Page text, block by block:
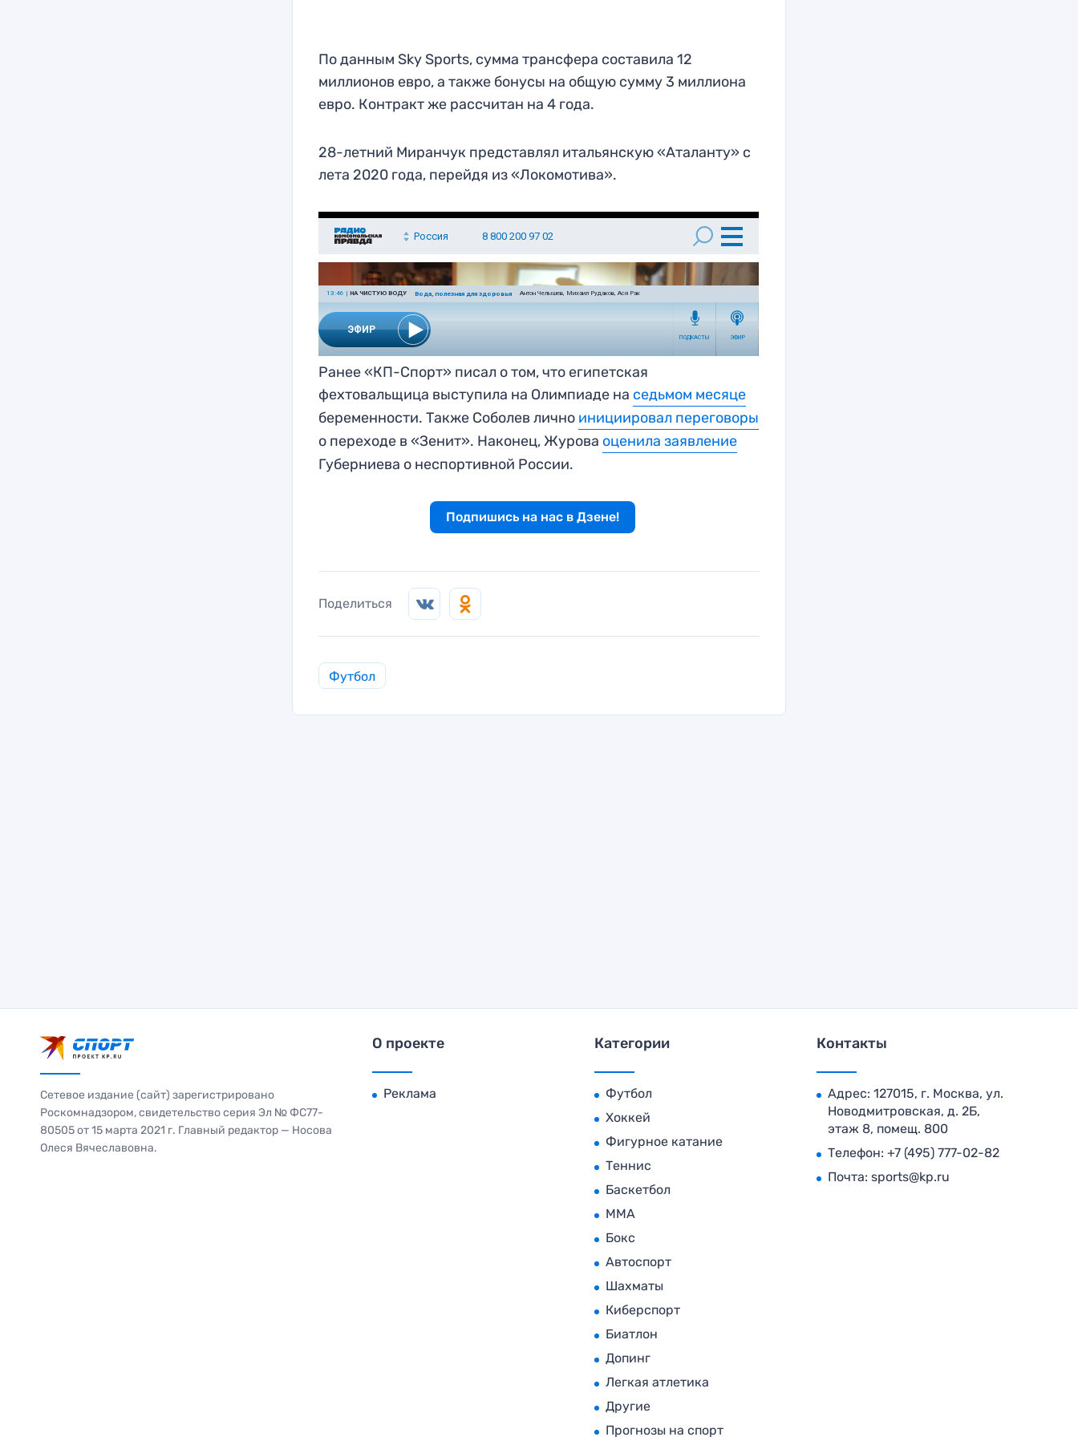
По данным Sky Sports, сумма трансфера составила 12
миллионов евро, а также бонусы на общую сумму 3 миллиона
евро. Контракт же рассчитан на 4 года.
28-летний Миранчук представлял итальянскую «Аталанту» с
лета 2020 года, перейдя из «Локомотива».
Ранее «КП-Спорт» писал о том, что египетская
фехтовальщица выступила на Олимпиаде на седьмом месяце
беременности. Также Соболев лично инициировал переговоры
о переходе в «Зенит». Наконец, Журова оценила заявление
Губерниева о неспортивной России.
Подпишись на нас в Дзене!
Поделиться
Футбол
Сетевое издание (сайт) зарегистрировано
Роскомнадзором, свидетельство серия Эл № ФС77-
80505 от 15 марта 2021 г. Главный редактор — Носова
Олеся Вячеславовна.
О проекте
Реклама
Категории
Футбол
Хоккей
Фигурное катание
Теннис
Баскетбол
MMA
Бокс
Автоспорт
Шахматы
Киберспорт
Биатлон
Допинг
Легкая атлетика
Другие
Прогнозы на спорт
Контакты
Адрес: 127015, г. Москва, ул.
Новодмитровская, д. 2Б,
этаж 8, помещ. 800
Телефон: +7 (495) 777-02-82
Почта: sports@kp.ru